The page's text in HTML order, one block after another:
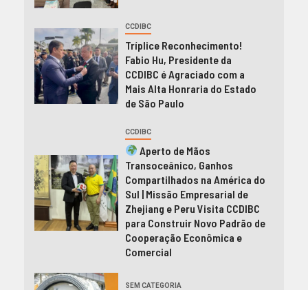
CCDIBC
Tríplice Reconhecimento!
Fabio Hu, Presidente da
CCDIBC é Agraciado com a
Mais Alta Honraria do Estado
de São Paulo
CCDIBC
Aperto de Mãos
Transoceânico, Ganhos
Compartilhados na América do
Sul | Missão Empresarial de
Zhejiang e Peru Visita CCDIBC
para Construir Novo Padrão de
Cooperação Econômica e
Comercial
SEM CATEGORIA